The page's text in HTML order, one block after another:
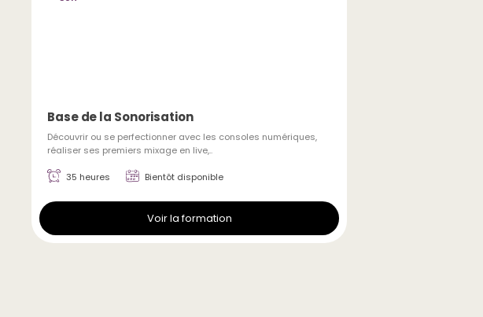
Base de la Sonorisation
Découvrir ou se perfectionner avec les consoles numériques,
réaliser ses premiers mixage en live,..
35 heures Bientôt disponible
Voir la formation